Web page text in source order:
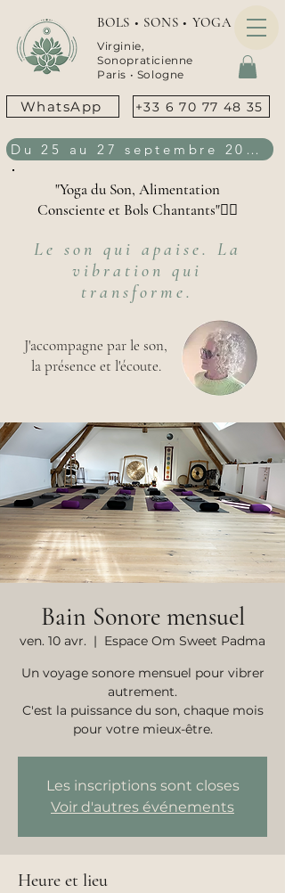
BOLS • SONS • YOGA
Virginie,
Sonopraticienne
Paris • Sologne
WhatsApp +33 6 70 77 48 35
Du 25 au 27 septembre 2026
"Yoga du Son, Alimentation
Consciente et Bols Chantants"👇🏻
Le son qui apaise. La
vibration qui
transforme.
J'accompagne par le son,
la présence et l'écoute.
Bain Sonore mensuel
ven. 10 avr.
  |
Espace Om Sweet Padma
Un voyage sonore mensuel pour vibrer
autrement.
C'est la puissance du son, chaque mois
pour votre mieux-être.
Les inscriptions sont closes
Voir d'autres événements
Heure et lieu